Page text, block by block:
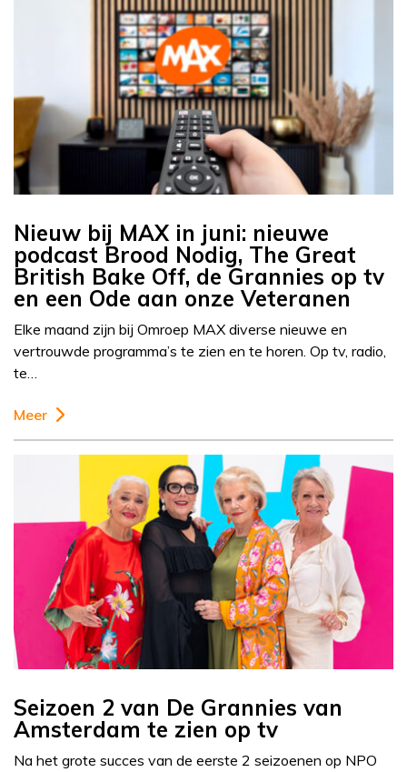
Nieuw bij MAX in juni: nieuwe
podcast Brood Nodig, The Great
British Bake Off, de Grannies op tv
en een Ode aan onze Veteranen
Elke maand zijn bij Omroep MAX diverse nieuwe en
vertrouwde programma’s te zien en te horen. Op tv, radio,
te…
Meer
Seizoen 2 van De Grannies van
Amsterdam te zien op tv
Na het grote succes van de eerste 2 seizoenen op NPO